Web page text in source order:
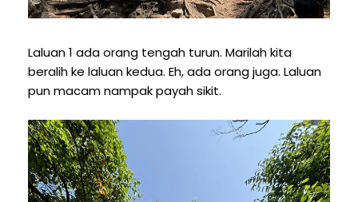
Laluan 1 ada orang tengah turun. Marilah kita
beralih ke laluan kedua. Eh, ada orang juga. Laluan
pun macam nampak payah sikit.